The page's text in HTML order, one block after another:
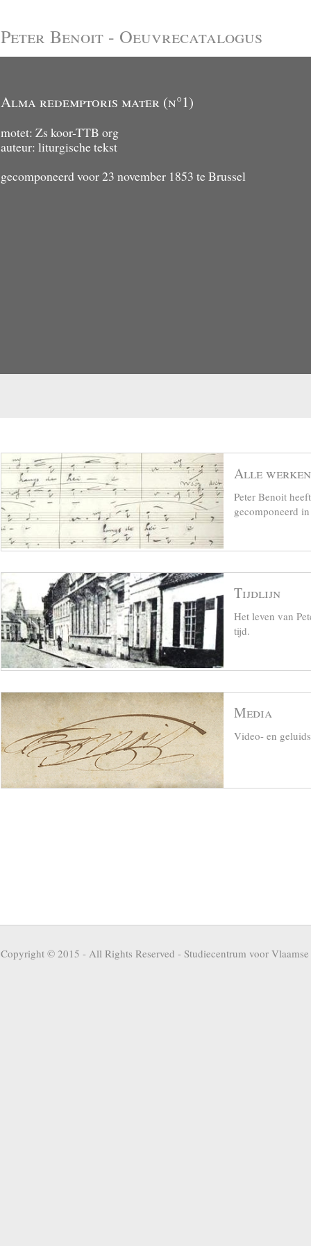
Peter Benoit - Oeuvrecatalogus
Alma redemptoris mater (n°1)
motet: Zs koor-TTB org
auteur: liturgische tekst
gecomponeerd voor 23 november 1853 te Brussel
Alle werken
Peter Benoit
gecomponeerd
Tijdlijn
Het leven van
tijd.
Media
Video- en
Copyright © 2015 - All Rights Reserved - Studiecentrum voor